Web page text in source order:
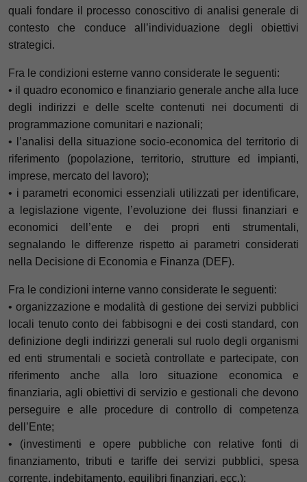
quali fondare il processo conoscitivo di analisi generale di
contesto che conduce all’individuazione degli obiettivi
strategici.
Fra le condizioni esterne vanno considerate le seguenti:
• il quadro economico e finanziario generale anche alla luce
degli indirizzi e delle scelte contenuti nei documenti di
programmazione comunitari e nazionali;
• l’analisi della situazione socio-economica del territorio di
riferimento (popolazione, territorio, strutture ed impianti,
imprese, mercato del lavoro);
• i parametri economici essenziali utilizzati per identificare,
a legislazione vigente, l’evoluzione dei flussi finanziari e
economicidell’ente e dei propri enti strumentali,
segnalando le differenze rispetto ai parametri considerati
nella Decisione di Economia e Finanza (DEF).
Fra le condizioni interne vanno considerate le seguenti:
• organizzazione e modalità di gestione dei servizi pubblici
locali tenuto conto dei fabbisogni e dei costi standard, con
definizionedegli indirizzi generali sul ruolo degli organismi
ed enti strumentali e società controllate e partecipate, con
riferimento anche alla
loro situazione economica e
finanziaria, agli obiettivi di servizio e gestionali che devono
perseguire e alle procedure di controllodi competenza
dell’Ente;
• (investimenti e opere pubbliche con relative fonti di
finanziamento, tributi e tariffe dei servizi pubblici, spesa
corrente, indebitamento, equilibri finanziari, ecc.);